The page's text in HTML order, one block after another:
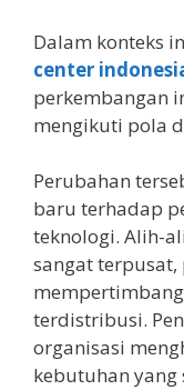
Dalam konteks
center
perkembangan
mengikuti pola
Perubahan
baru terhadap
teknologi. Alih-
sangat
terdistribusi.
organisasi
kebutuhan yang